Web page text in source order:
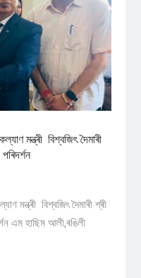
মন্ত্ৰী বিশ্বজিৎ দৈমাৰী
মন্ত্ৰী বিশ্বজিৎ দৈমাৰী শ্ৰী
এম হাছিম আলী,ৰঙিলী